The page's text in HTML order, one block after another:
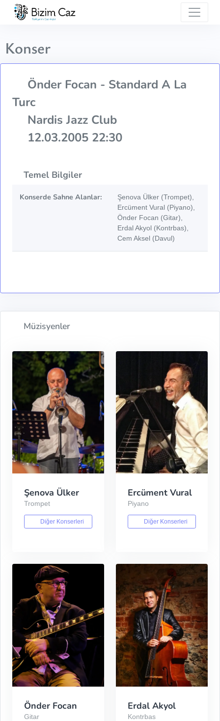
Konser
Önder Focan - Standard A La
Turc
Nardis Jazz Club
12.03.2005 22:30
Temel Bilgiler
Konserde Sahne Alanlar:
Şenova Ülker (Trompet),
Ercüment Vural (Piyano),
Önder Focan (Gitar),
Erdal Akyol (Kontrbas),
Cem Aksel (Davul)
Müzisyenler
Şenova Ülker
Trompet
Diğer Konserleri
Ercüment Vural
Piyano
Diğer Konserleri
Önder Focan
Gitar
Erdal Akyol
Kontrbas